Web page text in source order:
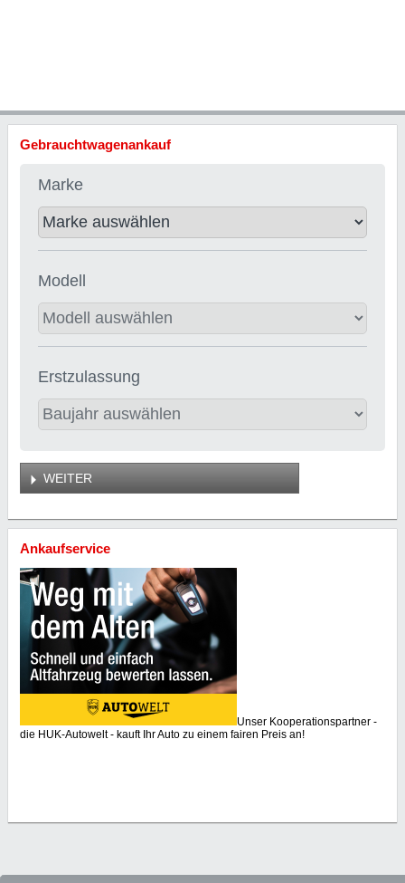
Gebrauchtwagenankauf
Marke
Modell
Erstzulassung
WEITER
Ankaufservice
Unser Kooperationspartner -
die HUK-Autowelt - kauft Ihr Auto zu einem fairen Preis an!